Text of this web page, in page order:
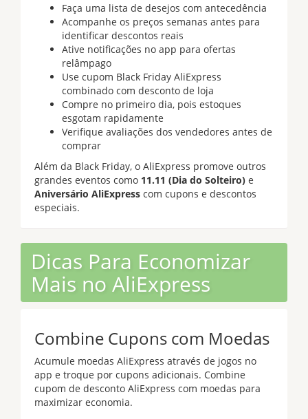
Faça uma lista de desejos com antecedência
Acompanhe os preços semanas antes para
identificar descontos reais
Ative notificações no app para ofertas
relâmpago
Use cupom Black Friday AliExpress
combinado com desconto de loja
Compre no primeiro dia, pois estoques
esgotam rapidamente
Verifique avaliações dos vendedores antes de
comprar
Além da Black Friday, o AliExpress promove outros
grandes eventos como 11.11 (Dia do Solteiro) e
Aniversário AliExpress com cupons e descontos
especiais.
Dicas Para Economizar
Mais no AliExpress
Combine Cupons com Moedas
Acumule moedas AliExpress através de jogos no
app e troque por cupons adicionais. Combine
cupom de desconto AliExpress com moedas para
maximizar economia.